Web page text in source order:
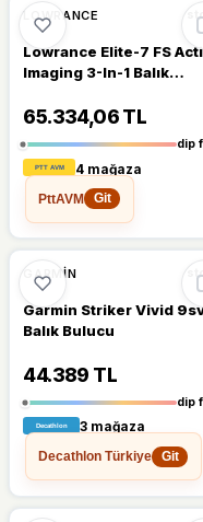
%29 %29
LOWRANCE
Lowrance Elite-7 FS
Imaging 3-In-1 Balık
65.334,06 TL
dip
4 mağaza
PttAVM
Git
%19
GARMIN
Garmin Striker Vivid
Balık Bulucu
44.389 TL
dip
3 mağaza
Decathlon Türkiye
Git